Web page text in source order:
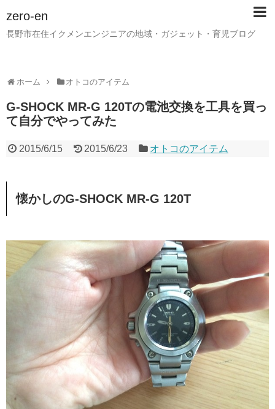
zero-en
長野市在住イクメンエンジニアの地域・ガジェット・育児ブログ
ホーム オトコのアイテム
G-SHOCK MR-G 120Tの電池交換を工具を買っ
て自分でやってみた
2015/6/15 2015/6/23 オトコのアイテム
懐かしのG-SHOCK MR-G 120T